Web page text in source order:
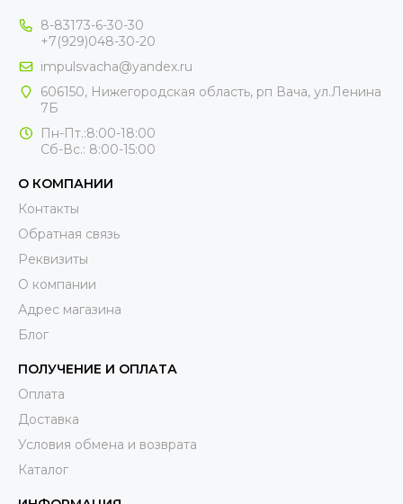
8-83173-6-30-30
+7(929)048-30-20
impulsvacha@yandex.ru
606150, Нижегородская область, рп Вача, ул.Ленина
7Б
Пн-Пт.:8:00-18:00
Сб-Вс.: 8:00-15:00
О КОМПАНИИ
Контакты
Обратная связь
Реквизиты
О компании
Адрес магазина
Блог
ПОЛУЧЕНИЕ И ОПЛАТА
Оплата
Доставка
Условия обмена и возврата
Каталог